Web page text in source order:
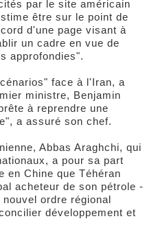
par le site américain
être sur le point de
d'une page visant à
un cadre en vue de
approfondies".
face à l'Iran, a
ministre, Benjamin
à reprendre une
a assuré son chef.
Abbas Araghchi, qui
a pour sa part
en Chine que Téhéran
acheteur de son pétrole -
ordre régional
développement et